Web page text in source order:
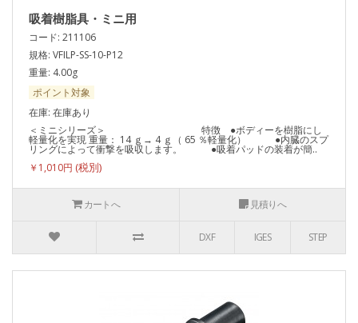
吸着樹脂具・ミニ用
コード: 211106
規格: VFILP-SS-10-P12
重量: 4.00g
ポイント対象
在庫: 在庫あり
＜ミニシリーズ＞ 特徴 ●ボディーを樹脂にし
軽量化を実現 重量： 14 ｇ→ 4 ｇ（ 65 ％軽量化） ●内臓のスプ
リングによって衝撃を吸収します。 ●吸着パッドの装着が簡..
￥1,010円
カートへ 見積りへ
DXF IGES STEP